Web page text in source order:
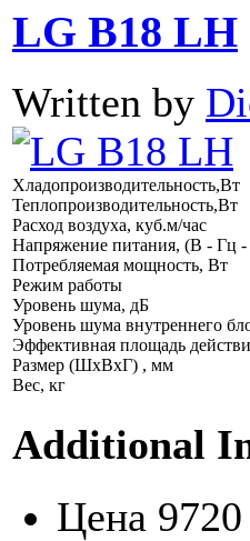
LG B18 LH
Written by
Хладопроизводительность,Вт
Теплопроизводительность,Вт
Расход воздуха, куб.м/час
Напряжение питания, (В - Гц
Потребляемая мощность, Вт
Режим работы
Уровень шума, дБ
Уровень шума внутреннего
Эффективная площадь
Размер (ШхВхГ) , мм
Вес, кг
Additional
Цена